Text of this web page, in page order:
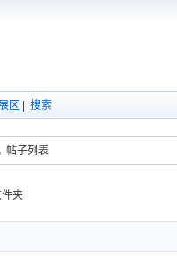
区 搜索
帖子列表
夹